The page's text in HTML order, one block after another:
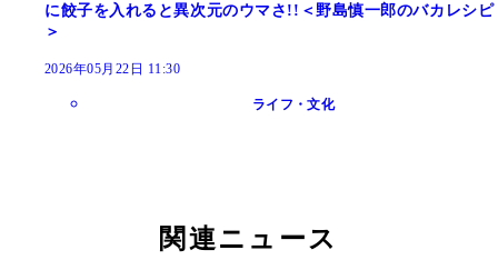
に餃子を入れると異次元のウマさ!!＜野島慎一郎のバカレシピ
＞
2026年05月22日 11:30
ライフ・文化
関連ニュース